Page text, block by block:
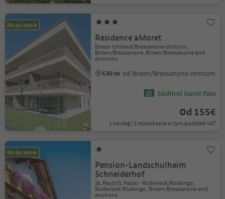
Na życzenie
Residence aMoret
Brixen Umland/Bressanone dintorni,
Brixen/Bressanone, Brixen/Bressanone and
environs
630 m od Brixen/Bressanone centrum
Südtirol Guest Pass
Od 155€
1 nocleg / 1 mieszkanie w tym podatek VAT
Na życzenie
Pension-Landschulheim
Schneiderhof
St. Pauls/S. Paolo - Rodeneck/Rodengo,
Rodeneck/Rodengo, Brixen/Bressanone and
environs